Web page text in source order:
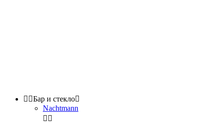
 Бар и стекло
Nachtmann
 